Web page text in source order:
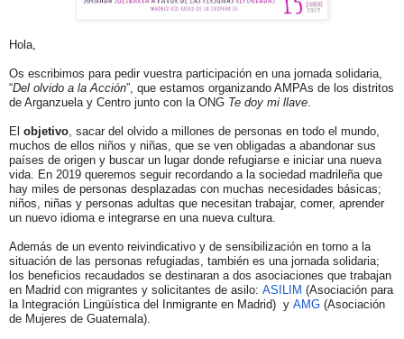
Hola,
Os escribimos para pedir vuestra participación en una jornada solidaria,
“Del olvido a la Acción”, que estamos organizando AMPAs de los distritos
de Arganzuela y Centro junto con la ONG Te doy mi llave
El objetivo , sacar del olvido a millones de personas en todo el mundo,
muchos de ellos niños y niñas, que se ven obligadas a abandonar sus
países de origen y buscar un lugar donde refugiarse e iniciar una nueva
vida. En 2019 queremos seguir recordando a la sociedad madrileña que
hay miles de personas desplazadas con muchas necesidades básicas;
niños, niñas y personas adultas que necesitan trabajar, comer, aprender
un nuevo idioma e integrarse en una nueva cultura.
Además de un evento reivindicativo y de sensibilización en torno a la
situación de las personas refugiadas, también es una jornada solidaria;
los beneficios recaudados se destinaran a dos asociaciones que trabajan
en Madrid con migrantes y solicitantes de asilo: ASILIM (Asociación para
la Integración Lingüística del Inmigrante en Madrid) y AMG (Asociación
de Mujeres de Guatemala).